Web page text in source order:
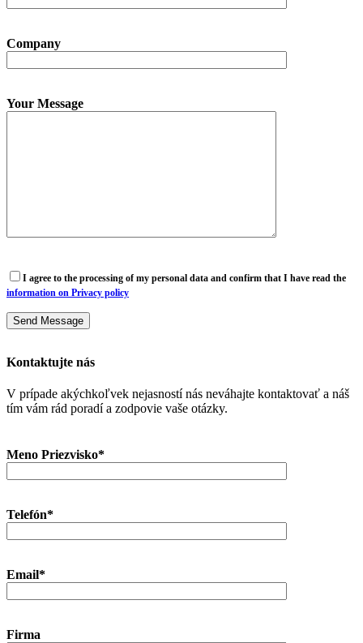
Company
Your Message
I agree to the processing of my personal data and confirm that I have read the
information on Privacy policy
Kontaktujte nás
V prípade akýchkoľvek nejasností nás neváhajte kontaktovať a náš
tím vám rád poradí a zodpovie vaše otázky.
Meno Priezvisko*
Telefón*
Email*
Firma